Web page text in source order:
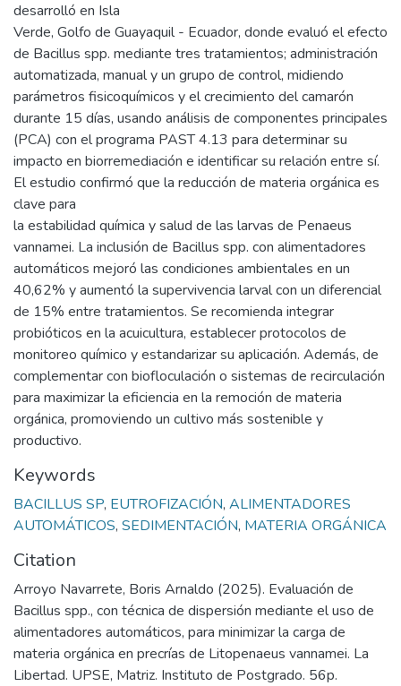
desarrolló en Isla
Verde, Golfo de Guayaquil - Ecuador, donde evaluó el efecto
de Bacillus spp. mediante tres tratamientos; administración
automatizada, manual y un grupo de control, midiendo
parámetros fisicoquímicos y el crecimiento del camarón
durante 15 días, usando análisis de componentes principales
(PCA) con el programa PAST 4.13 para determinar su
impacto en biorremediación e identificar su relación entre sí.
El estudio confirmó que la reducción de materia orgánica es
clave para
la estabilidad química y salud de las larvas de Penaeus
vannamei. La inclusión de Bacillus spp. con alimentadores
automáticos mejoró las condiciones ambientales en un
40,62% y aumentó la supervivencia larval con un diferencial
de 15% entre tratamientos. Se recomienda integrar
probióticos en la acuicultura, establecer protocolos de
monitoreo químico y estandarizar su aplicación. Además, de
complementar con biofloculación o sistemas de recirculación
para maximizar la eficiencia en la remoción de materia
orgánica, promoviendo un cultivo más sostenible y
productivo.
Keywords
BACILLUS SP, EUTROFIZACIÓN, ALIMENTADORES
AUTOMÁTICOS, SEDIMENTACIÓN, MATERIA ORGÁNICA
Citation
Arroyo Navarrete, Boris Arnaldo (2025). Evaluación de
Bacillus spp., con técnica de dispersión mediante el uso de
alimentadores automáticos, para minimizar la carga de
materia orgánica en precrías de Litopenaeus vannamei. La
Libertad. UPSE, Matriz. Instituto de Postgrado. 56p.